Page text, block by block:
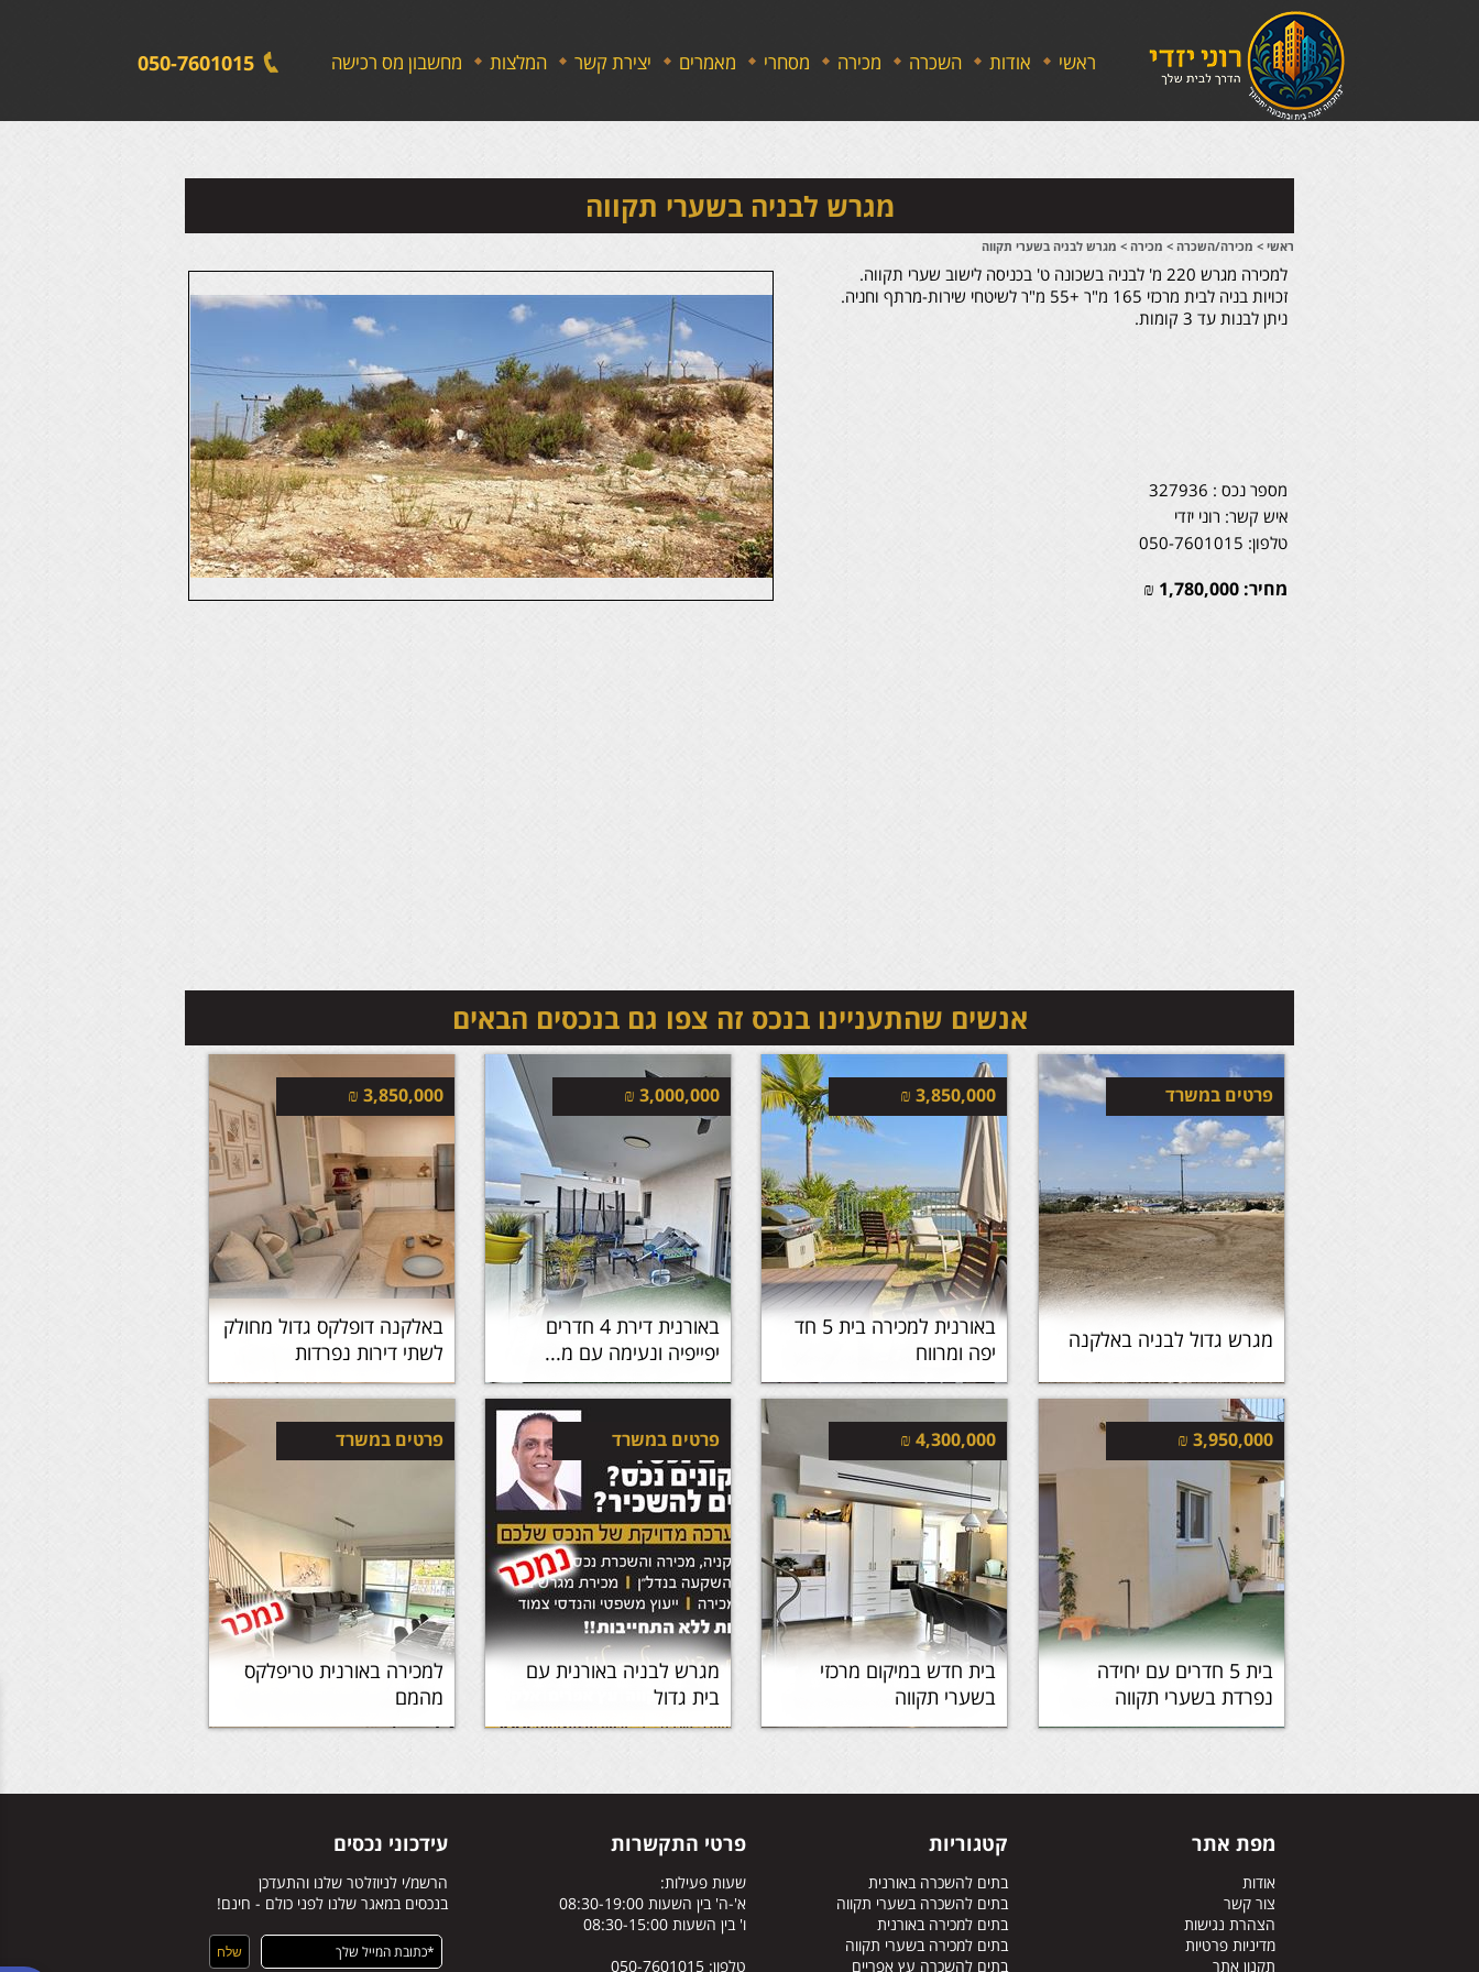
ראשי אודות השכרה מכירה מסחרי מאמרים יצירת קשר המלצות מחשבון מס רכישה 050-7601015
מגרש לבניה בשערי תקווה
ראשי > מכירה/השכרה > מכירה > מגרש לבניה בשערי תקווה
למכירה מגרש 220 מ' לבניה בשכונה ט' בכניסה לישוב שערי תקווה.
זכויות בניה לבית מרכזי 165 מ"ר +55 מ"ר לשיטחי שירות-מרתף וחניה.
ניתן לבנות עד 3 קומות.
מספר נכס : 327936
איש קשר: רוני יזדי
טלפון: 050-7601015
מחיר: 1,780,000
₪
אנשים שהתעניינו בנכס זה צפו גם בנכסים הבאים
פרטים במשרד
מגרש גדול לבניה באלקנה
3,850,000
₪
באורנית למכירה בית 5 חד
יפה ומרווח
3,000,000
₪
באורנית דירת 4 חדרים
יפייפיה ונעימה עם מ...
3,850,000
₪
באלקנה דופלקס גדול מחולק
לשתי דירות נפרדות
3,950,000
₪
בית 5 חדרים עם יחידה
נפרדת בשערי תקווה
4,300,000
₪
בית חדש במיקום מרכזי
בשערי תקווה
פרטים במשרד
מגרש לבניה באורנית עם
בית גדול
פרטים במשרד
למכירה באורנית טריפלקס
מהמם
מפת אתר קטגוריות פרטי התקשרות עידכוני נכסים
אודות
צור קשר
הצהרת נגישות
מדיניות פרטיות
תקנון אתר
בתים להשכרה באורנית
בתים להשכרה בשערי תקווה
בתים למכירה באורנית
בתים למכירה בשערי תקווה
בתים להשכרה עץ אפריים
שעות פעילות:
א'-ה' בין השעות 08:30-19:00
ו' בין השעות 08:30-15:00
טלפון: 050-7601015
הרשמ/י לניוזלטר שלנו והתעדכן
בנכסים במאגר שלנו לפני כולם - חינם!